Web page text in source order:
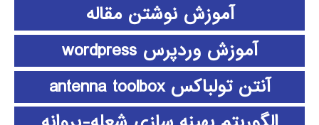
آموزش نوشتن مقاله
آموزش وردپرس wordpress
آنتن تولباکس antenna toolbox